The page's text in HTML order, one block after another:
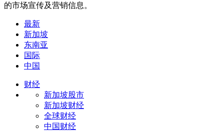
的市场宣传及营销信息。
最新
新加坡
东南亚
国际
中国
财经
新加坡股市
新加坡财经
全球财经
中国财经